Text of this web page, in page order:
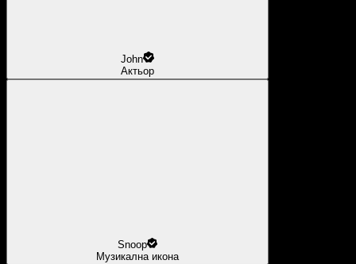
John
Актьор
Snoop
Музикална икона